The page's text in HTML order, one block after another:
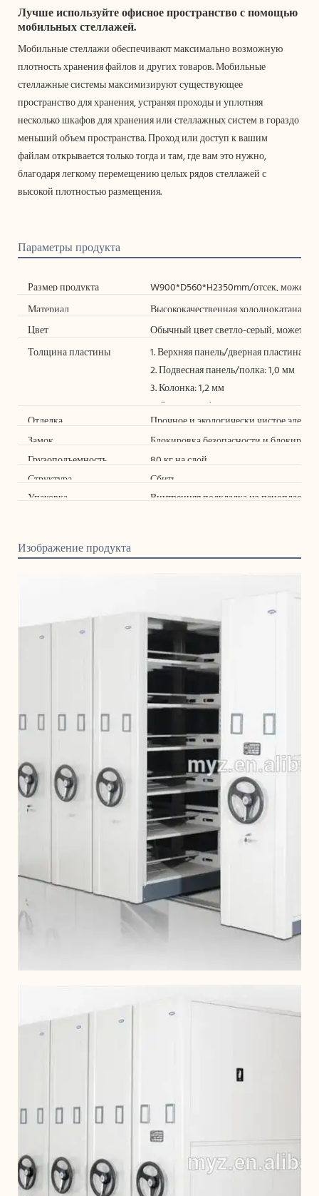
Лучше используйте офисное пространство с помощью
мобильных стеллажей.
Мобильные стеллажи обеспечивают максимально возможную
плотность хранения файлов и других товаров. Мобильные
стеллажные системы максимизируют существующее
пространство для хранения, устраняя проходы и уплотняя
несколько шкафов для хранения или стеллажных систем в гораздо
меньший объем пространства. Проход или доступ к вашим
файлам открывается только тогда и там, где вам это нужно,
благодаря легкому перемещению целых рядов стеллажей с
высокой плотностью размещения.
Параметры продукта
Размер продукта
W900*D560*H2350mm/отсек, может
Материал
Высококачественная холоднокатаная
Цвет
Обычный цвет светло-серый, может
требованиями заказчика.
Толщина пластины
1. Верхняя панель/дверная пластина/
2. Подвесная панель/полка: 1,0 мм
3. Колонка: 1,2 мм
4. Основание/гусеница: центр
стали 20*20 мм.
Отделка
Прочное и экологически чистое
Замок
Блокировка безопасности и
Грузоподъемность
80 кг на слой
Структура
Сбить
Упаковка
Внутренняя подкладка из пенопласта
Изображение продукта